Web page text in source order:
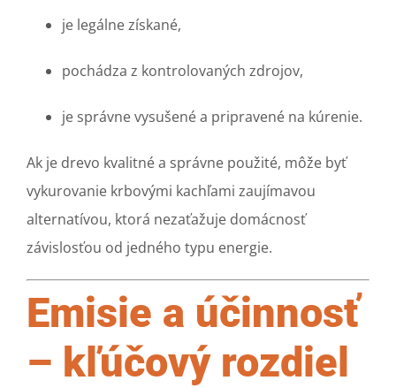
je legálne získané,
pochádza z kontrolovaných zdrojov,
je správne vysušené a pripravené na kúrenie.
Ak je drevo kvalitné a správne použité, môže byť
vykurovanie krbovými kachľami zaujímavou
alternatívou, ktorá nezaťažuje domácnosť
závislosťou od jedného typu energie.
Emisie a účinnosť
– kľúčový rozdiel